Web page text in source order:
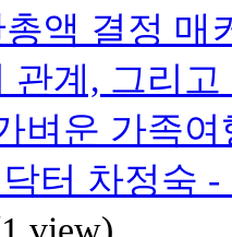
액 결정 매
관계, 그리
벼운 가족여
터 차정숙